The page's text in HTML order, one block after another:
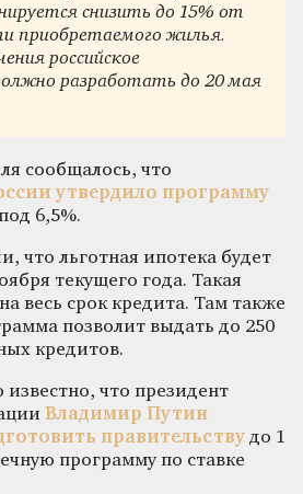
снизить до 15% от
приобретаемого жилья.
российское
разработать до 20 мая
сообщалось, что
утвердило программу
6,5%.
что льготная ипотека будет
текущего года. Такая
весь срок кредита. Там также
позволит выдать до 250
кредитов.
известно, что президент
Владимир Путин
правительству до 1
программу по ставке